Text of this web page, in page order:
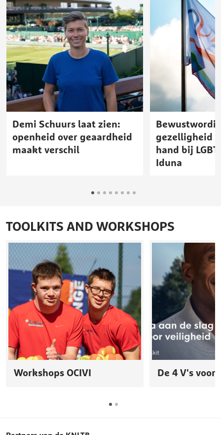
Demi Schuurs laat zien:
openheid over geaardheid
maakt verschil
gezelligheid
hand bij
Iduna
TOOLKITS AND WORKSHOPS
Workshops OCIVI De 4 V's